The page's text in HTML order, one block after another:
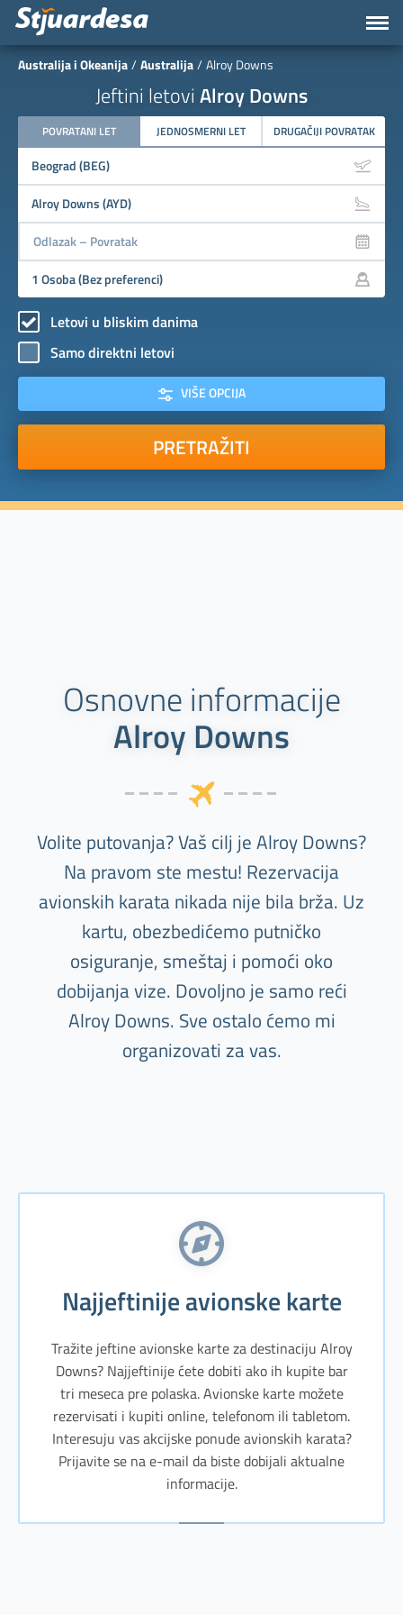
Australija i Okeanija Australija Alroy Downs
Jeftini letovi Alroy Downs
POVRATANI LET JEDNOSMERNI LET DRUGAČIJI POVRATAK
Letovi u bliskim danima
Samo direktni letovi
VIŠE OPCIJA
PRETRAŽITI
Osnovne informacije
Alroy Downs
Volite putovanja? Vaš cilj je Alroy Downs?
Na pravom ste mestu! Rezervacija
avionskih karata nikada nije bila brža. Uz
kartu, obezbedićemo putničko
osiguranje, smeštaj i pomoći oko
dobijanja vize. Dovoljno je samo reći
Alroy Downs. Sve ostalo ćemo mi
organizovati za vas.
Najjeftinije avionske karte
Tražite jeftine avionske karte za destinaciju Alroy
Downs? Najjeftinije ćete dobiti ako ih kupite bar
tri meseca pre polaska. Avionske karte možete
rezervisati i kupiti online, telefonom ili tabletom.
Interesuju vas akcijske ponude avionskih karata?
Prijavite se na e-mail da biste dobijali aktualne
informacije.